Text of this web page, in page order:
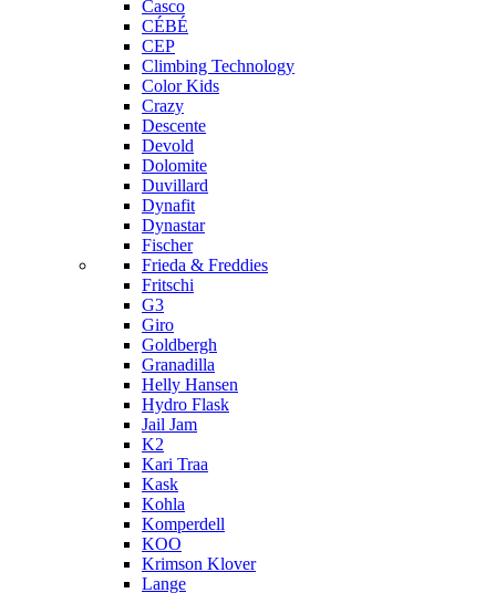
Casco
CÉBÉ
CEP
Climbing Technology
Color Kids
Crazy
Descente
Devold
Dolomite
Duvillard
Dynafit
Dynastar
Fischer
Frieda & Freddies
Fritschi
G3
Giro
Goldbergh
Granadilla
Helly Hansen
Hydro Flask
Jail Jam
K2
Kari Traa
Kask
Kohla
Komperdell
KOO
Krimson Klover
Lange